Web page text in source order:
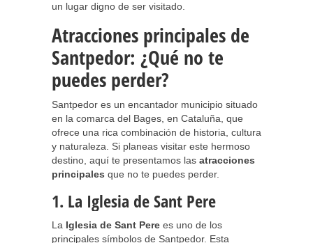
un lugar digno de ser visitado.
Atracciones principales de
Santpedor: ¿Qué no te
puedes perder?
Santpedor es un encantador municipio situado
en la comarca del Bages, en Cataluña, que
ofrece una rica combinación de historia, cultura
y naturaleza. Si planeas visitar este hermoso
destino, aquí te presentamos las atracciones
principales que no te puedes perder.
1. La Iglesia de Sant Pere
La Iglesia de Sant Pere es uno de los
principales símbolos de Santpedor. Esta